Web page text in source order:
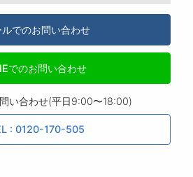
ルでのお問い合わせ
でのお問い合わせ
い合わせ(平日9:00〜18:00)
: 0120-170-505